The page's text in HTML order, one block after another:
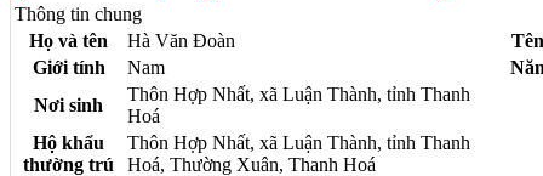
Thông tin chung
Họ và tên
Hà Văn Đoàn
Giới tính
Nam
Nơi sinh
Thôn Hợp Nhất, xã Luận Thành, tỉnh Thanh
Hoá
Hộ khẩu
thường trú
Thôn Hợp Nhất, xã Luận Thành, tỉnh Thanh
Hoá, Thường Xuân, Thanh Hoá